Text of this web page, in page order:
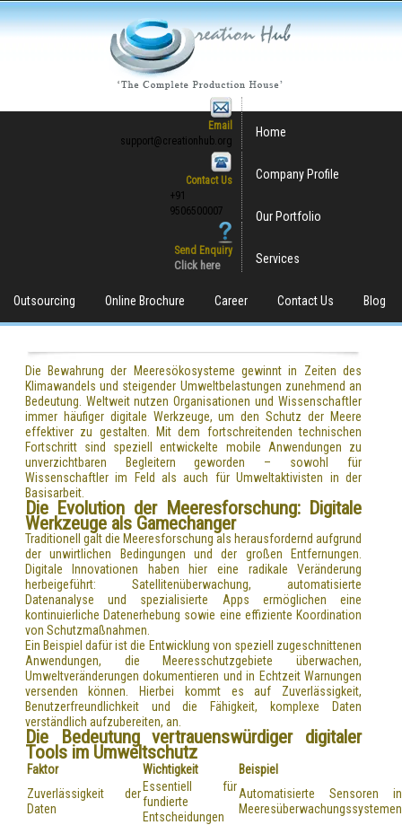
Email
support@creationhub.org
Contact Us
+91
9506500007
Send Enquiry
Click here
Home
Company Profile
Our Portfolio
Services
Outsourcing Online Brochure Career Contact Us Blog
Die Bewahrung der Meeresökosysteme gewinnt in Zeiten des
Klimawandels und steigender Umweltbelastungen zunehmend an
Bedeutung. Weltweit nutzen Organisationen und Wissenschaftler
immer häufiger digitale Werkzeuge, um den Schutz der Meere
effektiver zu gestalten. Mit dem fortschreitenden technischen
Fortschritt sind speziell entwickelte mobile Anwendungen zu
unverzichtbaren Begleitern geworden – sowohl für
Wissenschaftler im Feld als auch für Umweltaktivisten in der
Basisarbeit.
Die Evolution der Meeresforschung: Digitale
Werkzeuge als Gamechanger
Traditionell galt die Meeresforschung als herausfordernd aufgrund
der unwirtlichen Bedingungen und der großen Entfernungen.
Digitale Innovationen haben hier eine radikale Veränderung
herbeigeführt: Satellitenüberwachung, automatisierte
Datenanalyse und spezialisierte Apps ermöglichen eine
kontinuierliche Datenerhebung sowie eine effiziente Koordination
von Schutzmaßnahmen.
Ein Beispiel dafür ist die Entwicklung von speziell zugeschnittenen
Anwendungen, die Meeresschutzgebiete überwachen,
Umweltveränderungen dokumentieren und in Echtzeit Warnungen
versenden können. Hierbei kommt es auf Zuverlässigkeit,
Benutzerfreundlichkeit und die Fähigkeit, komplexe Daten
verständlich aufzubereiten, an.
Die Bedeutung vertrauenswürdiger digitaler
Tools im Umweltschutz
Faktor Wichtigkeit
Beispiel
Zuverlässigkeit der
Daten
Essentiell für
fundierte
Entscheidungen
Automatisierte Sensoren in
Meeresüberwachungssystemen